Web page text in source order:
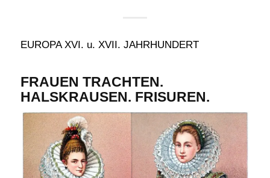
EUROPA XVI. u. XVII. JAHRHUNDERT
FRAUEN TRACHTEN.
HALSKRAUSEN. FRISUREN.